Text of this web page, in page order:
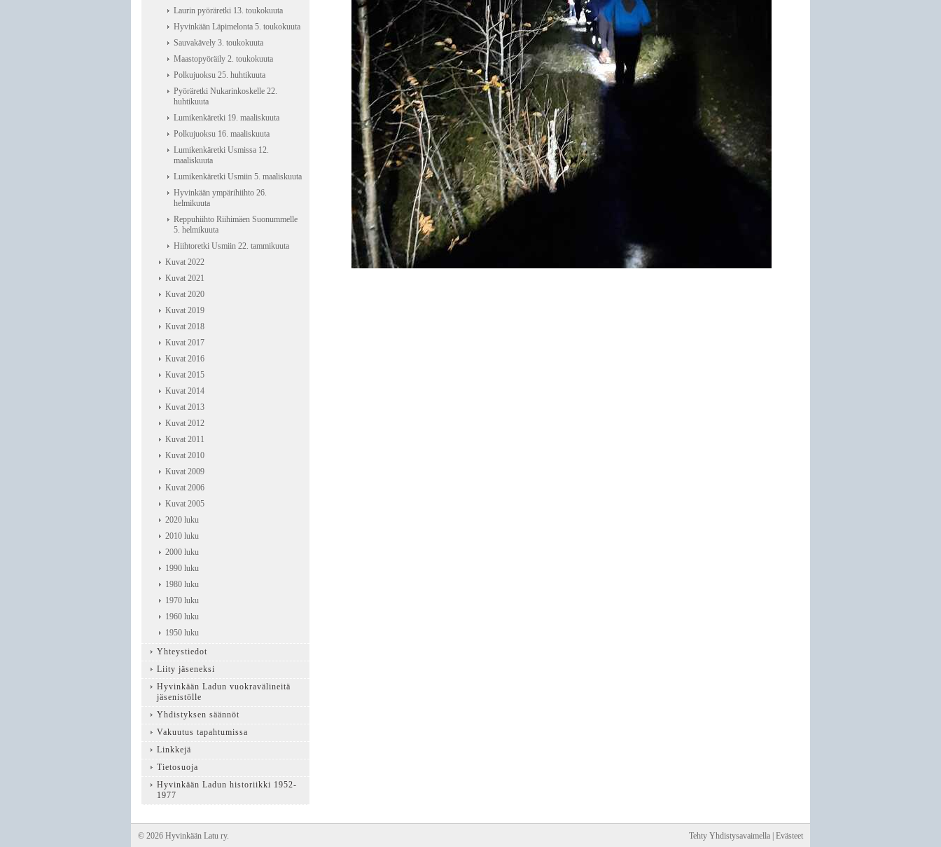
Laurin pyöräretki 13. toukokuuta
Hyvinkään Läpimelonta 5. toukokuuta
Sauvakävely 3. toukokuuta
Maastopyöräily 2. toukokuuta
Polkujuoksu 25. huhtikuuta
Pyöräretki Nukarinkoskelle 22.
huhtikuuta
Lumikenkäretki 19. maaliskuuta
Polkujuoksu 16. maaliskuuta
Lumikenkäretki Usmissa 12.
maaliskuuta
Lumikenkäretki Usmiin 5. maaliskuuta
Hyvinkään ympärihiihto 26.
helmikuuta
Reppuhiihto Riihimäen Suonummelle
5. helmikuuta
Hiihtoretki Usmiin 22. tammikuuta
Kuvat 2022
Kuvat 2021
Kuvat 2020
Kuvat 2019
Kuvat 2018
Kuvat 2017
Kuvat 2016
Kuvat 2015
Kuvat 2014
Kuvat 2013
Kuvat 2012
Kuvat 2011
Kuvat 2010
Kuvat 2009
Kuvat 2006
Kuvat 2005
2020 luku
2010 luku
2000 luku
1990 luku
1980 luku
1970 luku
1960 luku
1950 luku
Yhteystiedot
Liity jäseneksi
Hyvinkään Ladun vuokravälineitä
jäsenistölle
Yhdistyksen säännöt
Vakuutus tapahtumissa
Linkkejä
Tietosuoja
Hyvinkään Ladun historiikki 1952-
1977
Tehty Yhdistysavaimella Evästeet
© 2026 Hyvinkään Latu ry.